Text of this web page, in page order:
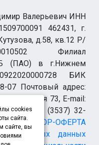
Валерьевич ИНН
462431, г.
д.58, кв.12 Р/
Филиал
(ПАО) в г.Нижнем
БИК
07 Почтовый адрес:
Орск-19 а/я 73, E-mail:
(3537) 32-
ДОГОВОР-ОФЕРТА
данных
cookies
сайта.
сайте, вы